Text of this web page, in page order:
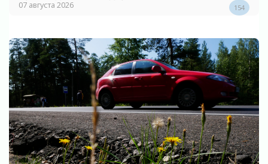
07 августа 2026 154